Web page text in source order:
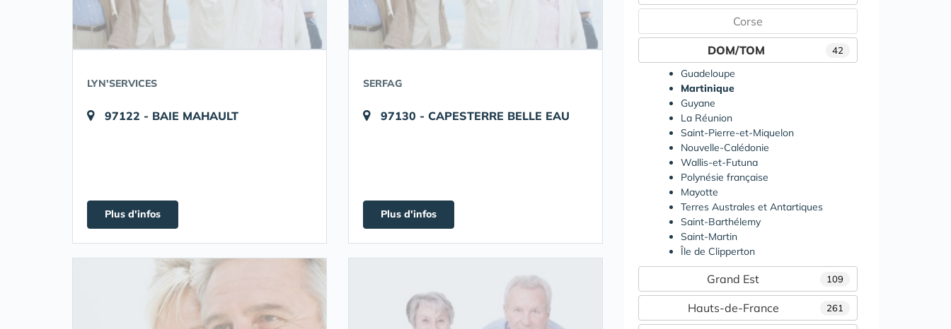
LYN'SERVICES
97122 - BAIE MAHAULT
Plus d'infos
SERFAG
97130 - CAPESTERRE BELLE EAU
Plus d'infos
Corse
42
DOM/TOM
Guadeloupe
Martinique
Guyane
La Réunion
Saint-Pierre-et-Miquelon
Nouvelle-Calédonie
Wallis-et-Futuna
Polynésie française
Mayotte
Terres Australes et Antartiques
Saint-Barthélemy
Saint-Martin
Île de Clipperton
109
Grand Est
261
Hauts-de-France